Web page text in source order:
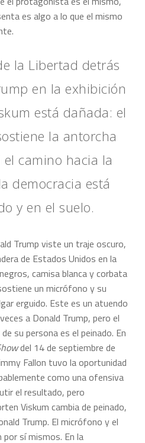
es algo a lo que el mismo
la Libertad detrás
en la exhibición
está dañada: el
la antorcha
camino hacia la
democracia está
y en el suelo.
Trump viste un traje oscuro,
de Estados Unidos en la
camisa blanca y corbata
un micrófono y su
erguido. Este es un atuendo
a Donald Trump, pero el
su persona es el peinado. En
del 14 de septiembre de
Fallon tuvo la oportunidad
como una ofensiva
el resultado, pero
Viskum cambia de peinado,
Trump. El micrófono y el
por sí mismos. En la